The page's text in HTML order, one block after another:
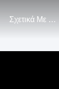
Σχετικά Με Εμάς